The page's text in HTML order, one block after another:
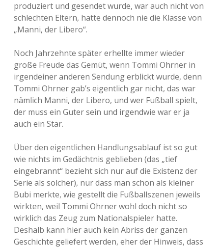
produziert und gesendet wurde, war auch nicht von
schlechten Eltern, hatte dennoch nie die Klasse von
„Manni, der Libero“.
Noch Jahrzehnte später erhellte immer wieder
große Freude das Gemüt, wenn Tommi Ohrner in
irgendeiner anderen Sendung erblickt wurde, denn
Tommi Ohrner gab’s eigentlich gar nicht, das war
nämlich Manni, der Libero, und wer Fußball spielt,
der muss ein Guter sein und irgendwie war er ja
auch ein Star.
Über den eigentlichen Handlungsablauf ist so gut
wie nichts im Gedächtnis geblieben (das „tief
eingebrannt“ bezieht sich nur auf die Existenz der
Serie als solcher), nur dass man schon als kleiner
Bubi merkte, wie gestellt die Fußballszenen jeweils
wirkten, weil Tommi Ohrner wohl doch nicht so
wirklich das Zeug zum Nationalspieler hatte.
Deshalb kann hier auch kein Abriss der ganzen
Geschichte geliefert werden, eher der Hinweis, dass